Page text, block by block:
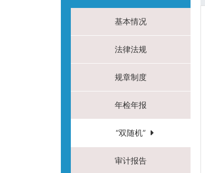
基本情况
法律法规
规章制度
年检年报
“双随机”
审计报告